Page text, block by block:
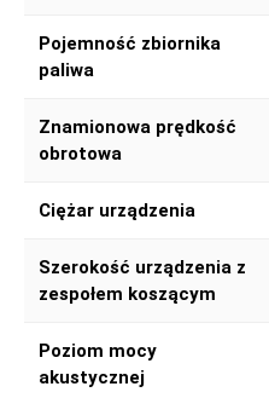
Pojemność zbiornika
paliwa
Znamionowa prędkość
obrotowa
Ciężar urządzenia
Szerokość urządzenia z
zespołem koszącym
Poziom mocy
akustycznej